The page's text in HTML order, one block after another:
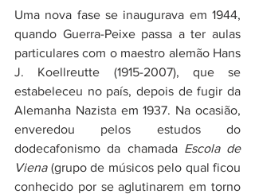
Uma nova fase se inaugurava em 1944,
quando Guerra-Peixe passa a ter aulas
particulares com o maestro alemão Hans
J. Koellreutte (1915-2007), que se
estabeleceu no país, depois de fugir da
Alemanha Nazista em 1937. Na ocasião,
enveredou pelos estudos do
dodecafonismo da chamada Escola de
Viena (grupo de músicos pelo qual ficou
conhecido por se aglutinarem em torno